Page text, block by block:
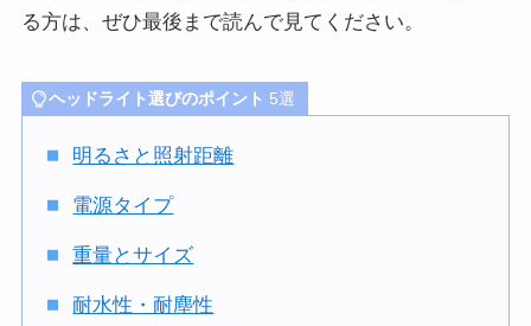
る方は、ぜひ最後まで読んで見てください。
ヘッドライト選びのポイント 5選
明るさと照射距離
電源タイプ
重量とサイズ
耐水性・耐塵性